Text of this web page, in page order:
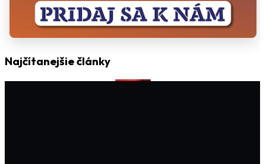
Najčítanejšie články